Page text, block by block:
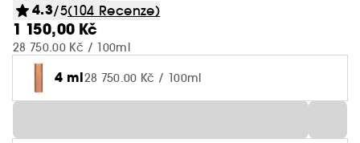
4.3/5(104 Recenze)
1 150,00 Kč
28 750.00 Kč / 100ml
4 ml28 750.00 Kč / 100ml